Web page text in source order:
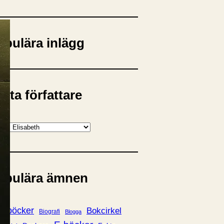
inlägg
författare
ämnen
Biografi Blogga Bokcirkel